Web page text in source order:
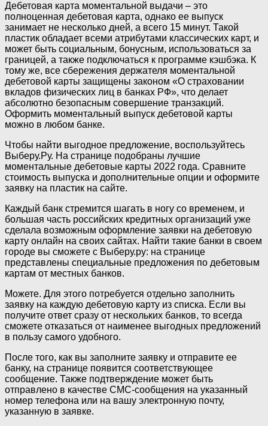
Дебетовая карта моментальной выдачи – это
полноценная дебетовая карта, однако ее выпуск
занимает не несколько дней, а всего 15 минут. Такой
пластик обладает всеми атрибутами классических карт, и
может быть социальным, бонусным, использоваться за
границей, а также подключаться к программе кэшбэка. К
тому же, все сбережения держателя моментальной
дебетовой карты защищены законом «О страховании
вкладов физических лиц в банках РФ», что делает
абсолютно безопасным совершение транзакций.
Оформить моментальный выпуск дебетовой карты
можно в любом банке.
Чтобы найти выгодное предложение, воспользуйтесь
Выберу.Ру. На странице подобраны лучшие
моментальные дебетовые карты 2022 года. Сравните
стоимость выпуска и дополнительные опции и оформите
заявку на пластик на сайте.
Каждый банк стремится шагать в ногу со временем, и
большая часть российских кредитных организаций уже
сделала возможным оформление заявки на дебетовую
карту онлайн на своих сайтах. Найти такие банки в своем
городе вы сможете с Выберу.ру: на странице
представлены специальные предложения по дебетовым
картам от местных банков.
Можете. Для этого потребуется отдельно заполнить
заявку на каждую дебетовую карту из списка. Если вы
получите ответ сразу от нескольких банков, то всегда
сможете отказаться от наименее выгодных предложений
в пользу самого удобного.
После того, как вы заполните заявку и отправите ее
банку, на странице появится соответствующее
сообщение. Также подтверждение может быть
отправлено в качестве СМС-сообщения на указанный
номер телефона или на вашу электронную почту,
указанную в заявке.